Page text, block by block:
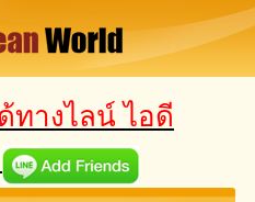
ทางไลน์ ไอดี